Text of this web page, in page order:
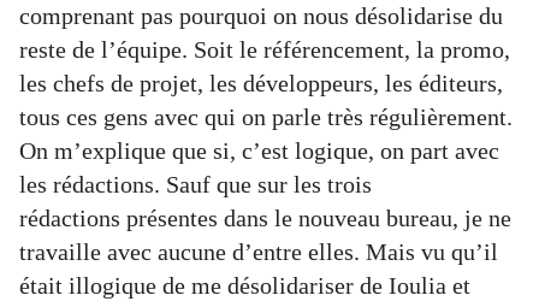
comprenant pas pourquoi on nous désolidarise du
reste de l’équipe. Soit le référencement, la promo,
les chefs de projet, les développeurs, les éditeurs,
tous ces gens avec qui on parle très régulièrement.
On m’explique que si, c’est logique, on part avec
les rédactions. Sauf que sur les trois
rédactions présentes dans le nouveau bureau, je ne
travaille avec aucune d’entre elles. Mais vu qu’il
était illogique de me désolidariser de Ioulia et